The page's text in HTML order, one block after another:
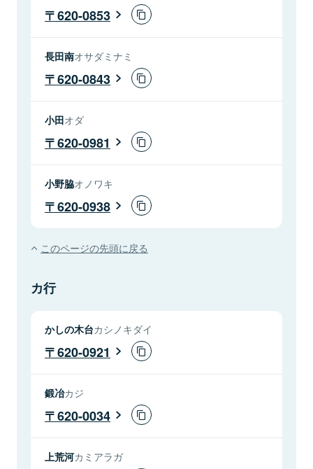
620-0853
長田南オサダミナミ
620-0843
小田オダ
620-0981
小野脇オノワキ
620-0938
このページの先頭に戻る
カ行
かしの木台カシノキダイ
620-0921
鍛冶カジ
620-0034
上荒河カミアラガ